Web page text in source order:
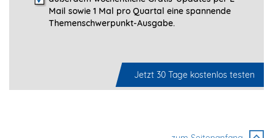
Mail sowie 1 Mal pro Quartal eine spannende
Themenschwerpunkt-­Ausgabe.
Jetzt 30 Tage kostenlos testen